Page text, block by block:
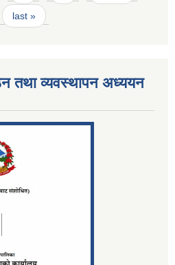
last »
तथा व्यवस्थापन अध्ययन